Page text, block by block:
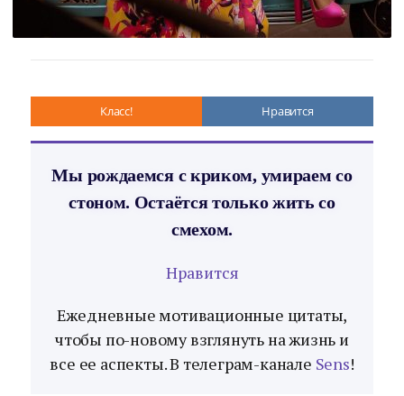
Класс! Нравится
Мы рождаемся с криком, умираем со
стоном. Остаётся только жить со
смехом.
Нравится
Ежедневные мотивационные цитаты,
чтобы по-новому взглянуть на жизнь и
все ее аспекты. В телеграм-канале Sens!